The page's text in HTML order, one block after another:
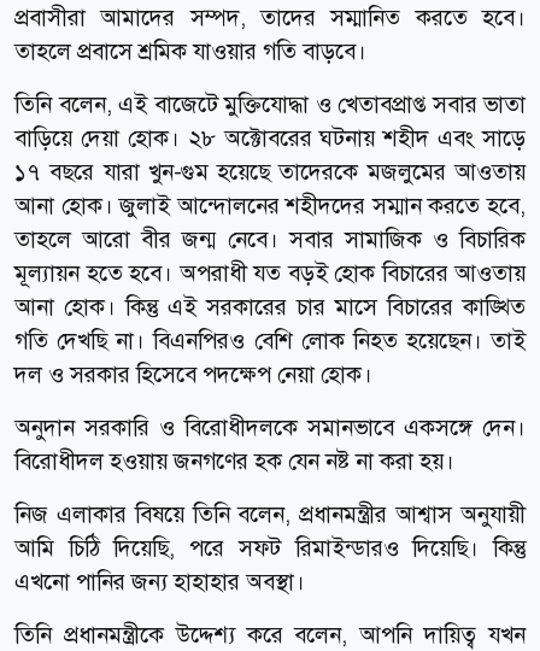
প্রবাসীরা আমাদের সম্পদ, তাদের সম্মানিত করতে হবে।
তাহলে প্রবাসে শ্রমিক যাওয়ার গতি বাড়বে।
তিনি বলেন, এই বাজেটে মুক্তিযোদ্ধা ও খেতাবপ্রাপ্ত সবার ভাতা
বাড়িয়ে দেয়া হোক। ২৮ অক্টোবরের ঘটনায় শহীদ এবং সাড়ে
১৭ বছরে যারা খুন-গুম হয়েছে তাদেরকে মজলুমের আওতায়
আনা হোক। জুলাই আন্দোলনের শহীদদের সম্মান করতে হবে,
তাহলে আরো বীর জন্ম নেবে। সবার সামাজিক ও বিচারিক
মূল্যায়ন হতে হবে। অপরাধী যত বড়ই হোক বিচারের আওতায়
আনা হোক। কিন্তু এই সরকারের চার মাসে বিচারের কাঙ্খিত
গতি দেখছি না। বিএনপিরও বেশি লোক নিহত হয়েছেন। তাই
দল ও সরকার হিসেবে পদক্ষেপ নেয়া হোক।
অনুদান সরকারি ও বিরোধীদলকে সমানভাবে একসঙ্গে দেন।
বিরোধীদল হওয়ায় জনগণের হক যেন নষ্ট না করা হয়।
নিজ এলাকার বিষয়ে তিনি বলেন, প্রধানমন্ত্রীর আশ্বাস অনুযায়ী
আমি চিঠি দিয়েছি, পরে সফট রিমাইন্ডারও দিয়েছি। কিন্তু
এখনো পানির জন্য হাহাহার অবস্থা।
তিনি প্রধানমন্ত্রীকে উদ্দেশ্য করে বলেন, আপনি দায়িত্ব যখন